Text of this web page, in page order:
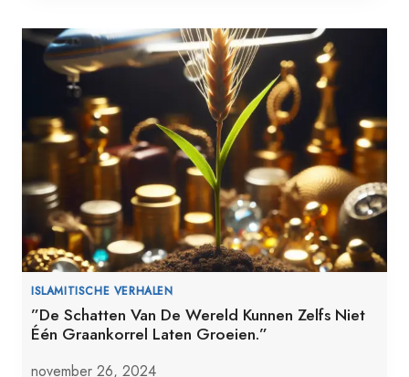
ISLAMITISCHE VERHALEN
”De Schatten Van De Wereld Kunnen Zelfs Niet
Één Graankorrel Laten Groeien.”
november 26, 2024